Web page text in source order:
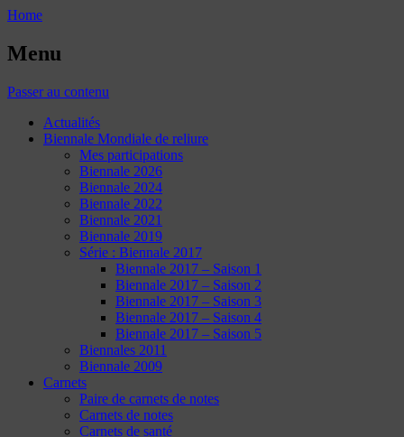
Home
Menu
Passer au contenu
Actualités
Biennale Mondiale de reliure
Mes participations
Biennale 2026
Biennale 2024
Biennale 2022
Biennale 2021
Biennale 2019
Série : Biennale 2017
Biennale 2017 – Saison 1
Biennale 2017 – Saison 2
Biennale 2017 – Saison 3
Biennale 2017 – Saison 4
Biennale 2017 – Saison 5
Biennales 2011
Biennale 2009
Carnets
Paire de carnets de notes
Carnets de notes
Carnets de santé